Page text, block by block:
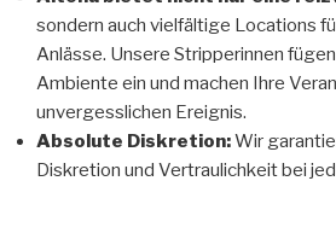
sondern auch vielfältige Locations
Anlässe. Unsere Stripperinnen
Ambiente ein und machen Ihre
unvergesslichen Ereignis.
Absolute Diskretion:Wir
Diskretion und Vertraulichkeit bei